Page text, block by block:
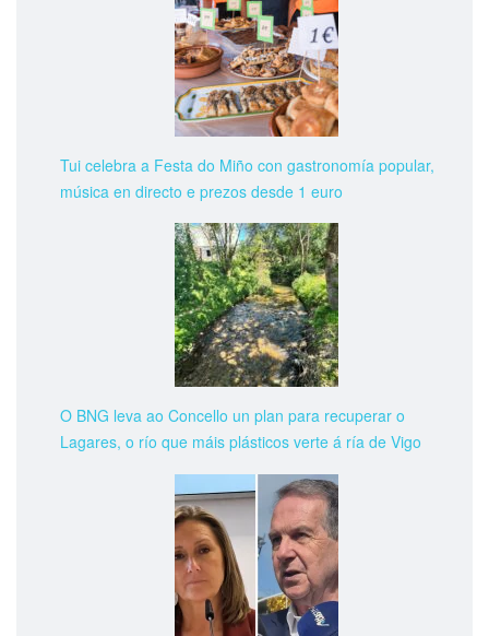
Tui celebra a Festa do Miño con gastronomía popular,
música en directo e prezos desde 1 euro
O BNG leva ao Concello un plan para recuperar o
Lagares, o río que máis plásticos verte á ría de Vigo